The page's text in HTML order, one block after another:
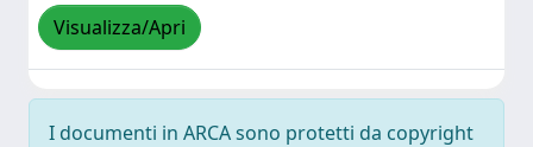
Visualizza/Apri
I documenti in ARCA sono protetti da copyright